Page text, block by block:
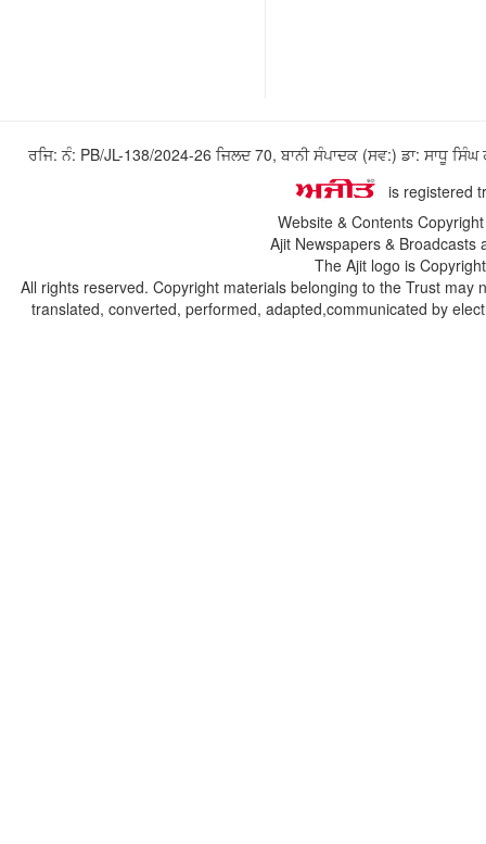
ਰਜਿ: ਨੰ: PB/JL-138/2024-26 ਜਿਲਦ 70, ਬਾਨੀ ਸੰਪਾਦਕ (ਸਵ:) ਡਾ: ਸਾਧੂ
is registered
Website & Contents
Ajit Newspapers &
The Ajit logo is
All rights reserved. Copyright materials belonging to the Trust
translated, converted, performed, adapted,communicated by